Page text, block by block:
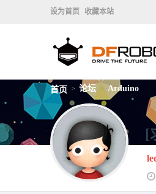
设为首页 收藏本站
首页 > 论坛 > Arduino
[